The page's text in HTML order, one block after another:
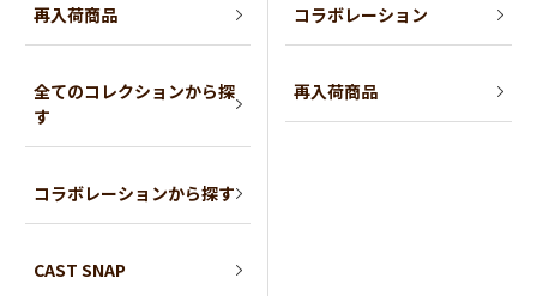
再入荷商品
全てのコレクションから探
す
コラボレーションから探す
CAST SNAP
コラボレーション
再入荷商品